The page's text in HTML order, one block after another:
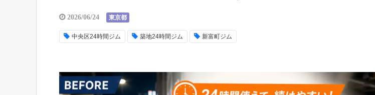
2026/06/24 東京都
中央区24時間ジム 築地24時間ジム 新富町ジム